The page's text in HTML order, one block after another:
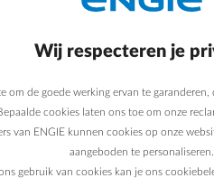
doorvoeren? Ga naar je
op de link hieronder.
Wij respecteren je
om de goede werking ervan te
cookies laten ons toe om onze
van ENGIE kunnen cookies op onze
aangeboden te personaliseren.
gebruik van cookies kan je ons